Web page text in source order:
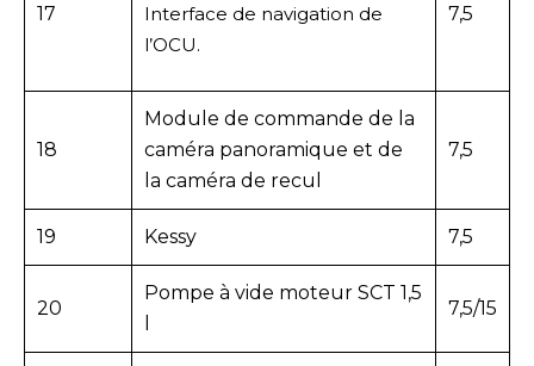
17
Interface de navigation de
l’OCU.
7,5
18
Module de commande de la
caméra panoramique et de
la caméra de recul
7,5
19 Kessy 7,5
20
Pompe à vide moteur SCT 1,5
7,5/15